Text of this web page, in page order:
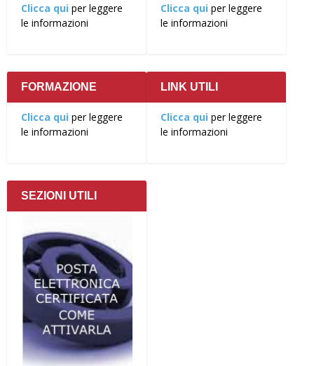
Clicca qui per leggere
le informazioni
Clicca qui per leggere
le informazioni
FORMAZIONE
Clicca qui per leggere
le informazioni
LINK UTILI
Clicca qui per leggere
le informazioni
SEZIONI UTILI